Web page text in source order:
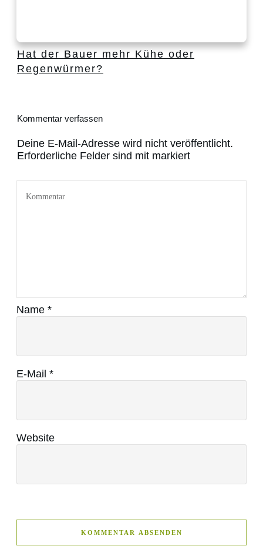
Hat der Bauer mehr Kühe oder
Regenwürmer?
Kommentar verfassen
Deine E-Mail-Adresse wird nicht veröffentlicht.
Erforderliche Felder sind mit markiert
Name *
E-Mail *
Website
KOMMENTAR ABSENDEN